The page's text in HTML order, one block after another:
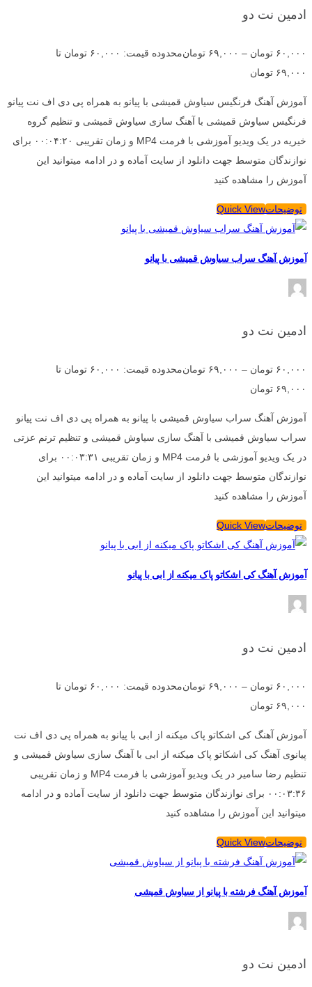
ادمین نت دو
۶۰,۰۰۰ تومان – ۶۹,۰۰۰ تومان
محدوده قیمت: ۶۰,۰۰۰ تومان تا
۶۹,۰۰۰ تومان
آموزش آهنگ فرنگیس سیاوش قمیشی با پیانو به همراه پی دی اف نت پیانو
فرنگیس سیاوش قمیشی با آهنگ سازی سیاوش قمیشی و تنظیم گروه
خیریه در یک ویدیو آموزشی با فرمت MP4 و زمان تقریبی ۰۰:۰۴:۲۰ برای
نوازندگان متوسط جهت دانلود از سایت آماده و در ادامه میتوانید این
آموزش را مشاهده کنید
توضیحاتQuick View
آموزش آهنگ سراب سیاوش قمیشی با پیانو
ادمین نت دو
۶۰,۰۰۰ تومان – ۶۹,۰۰۰ تومان
محدوده قیمت: ۶۰,۰۰۰ تومان تا
۶۹,۰۰۰ تومان
آموزش آهنگ سراب سیاوش قمیشی با پیانو به همراه پی دی اف نت پیانو
سراب سیاوش قمیشی با آهنگ سازی سیاوش قمیشی و تنظیم ترنم عزتی
در یک ویدیو آموزشی با فرمت MP4 و زمان تقریبی ۰۰:۰۳:۳۱ برای
نوازندگان متوسط جهت دانلود از سایت آماده و در ادامه میتوانید این
آموزش را مشاهده کنید
توضیحاتQuick View
آموزش آهنگ کی اشکاتو پاک میکنه از ابی با پیانو
ادمین نت دو
۶۰,۰۰۰ تومان – ۶۹,۰۰۰ تومان
محدوده قیمت: ۶۰,۰۰۰ تومان تا
۶۹,۰۰۰ تومان
آموزش آهنگ کی اشکاتو پاک میکنه از ابی با پیانو به همراه پی دی اف نت
پیانوی آهنگ کی اشکاتو پاک میکنه از ابی با آهنگ سازی سیاوش قمیشی و
تنظیم رضا سامیر در یک ویدیو آموزشی با فرمت MP4 و زمان تقریبی
۰۰:۰۳:۳۶ برای نوازندگان متوسط جهت دانلود از سایت آماده و در ادامه
میتوانید این آموزش را مشاهده کنید
توضیحاتQuick View
آموزش آهنگ فرشته با پیانو از سیاوش قمیشی
ادمین نت دو